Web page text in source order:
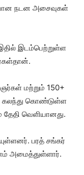
நடன அசைவுகள்
இடம்பெற்றுள்ள
மற்றும் 150+
கலந்து கொண்டுள்ள
தேதி வெளியானது.
பரத் சங்கர்
அமைத்துள்ளார்.